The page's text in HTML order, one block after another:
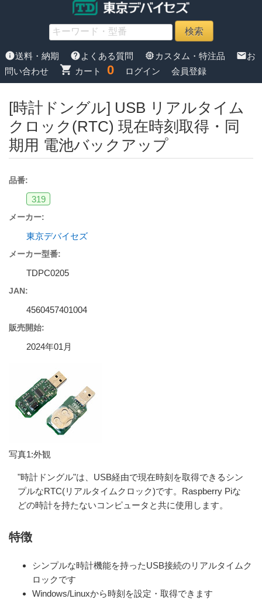
info送料・納期 helpよくある質問 memory カスタム・特注品 mailお
問い合わせ
shopping_cart カート 0 ログイン 会員登録
[時計ドングル] USB リアルタイム
クロック(RTC) 現在時刻取得・同
期用 電池バックアップ
品番:
319
メーカー:
東京デバイセズ
メーカー型番:
TDPC0205
JAN:
4560457401004
販売開始:
2024年01月
写真1:外観
"時計ドングル"は、USB経由で現在時刻を取得できるシン
プルなRTC(リアルタイムクロック)です。Raspberry Piな
どの時計を持たないコンピュータと共に使用します。
特徴
シンプルな時計機能を持ったUSB接続のリアルタイムク
ロックです
Windows/Linuxから時刻を設定・取得できます